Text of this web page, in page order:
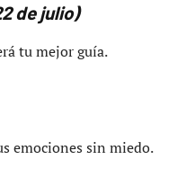
de julio)
tu mejor guía.
emociones sin miedo.